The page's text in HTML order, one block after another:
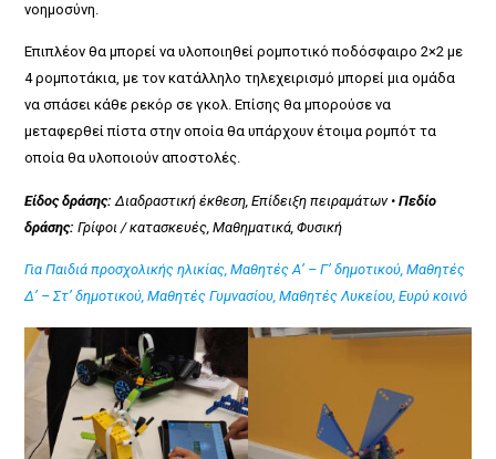
νοημοσύνη.
Επιπλέον θα μπορεί να υλοποιηθεί ρομποτικό ποδόσφαιρο 2×2 με
4 ρομποτάκια, με τον κατάλληλο τηλεχειρισμό μπορεί μια ομάδα
να σπάσει κάθε ρεκόρ σε γκολ. Επίσης θα μπορούσε να
μεταφερθεί πίστα στην οποία θα υπάρχουν έτοιμα ρομπότ τα
οποία θα υλοποιούν αποστολές.
Είδος δράσης: Διαδραστική έκθεση, Επίδειξη πειραμάτων •Πεδίο
δράσης: Γρίφοι / κατασκευές, Μαθηματικά, Φυσική
Για Παιδιά προσχολικής ηλικίας, Μαθητές Α’ – Γ’ δημοτικού, Μαθητές
Δ’ – Στ’ δημοτικού, Μαθητές Γυμνασίου, Μαθητές Λυκείου, Ευρύ κοινό